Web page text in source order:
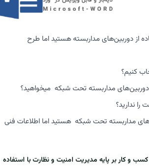
از دوربین‌های مداربسته هستید اما طرح
کنیم؟
دوربین‌های مداربسته تحت شبکه میخواهید؟
ندارید؟
مداربسته تحت شبکه هستید اما اطلاعات فنی
کسب و کار بر پایه مدیریت امنیت و نظارت با استفاده